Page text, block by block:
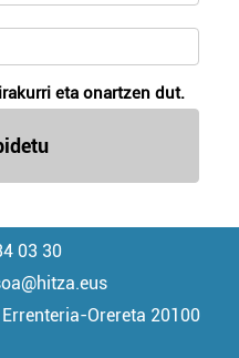
irakurri eta onartzen dut.
03 30
Orereta 20100